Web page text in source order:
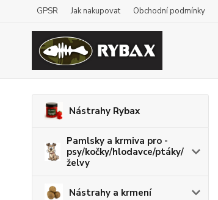
GPSR Jak nakupovat Obchodní podmínky
Nástrahy Rybax
Pamlsky a krmiva pro -
psy/kočky/hlodavce/ptáky/
želvy
Nástrahy a krmení